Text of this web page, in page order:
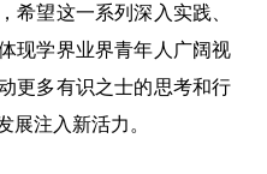
希望这一系列深入实践、
现学界业界青年人广阔视
更多有识之士的思考和行
展注入新活力。